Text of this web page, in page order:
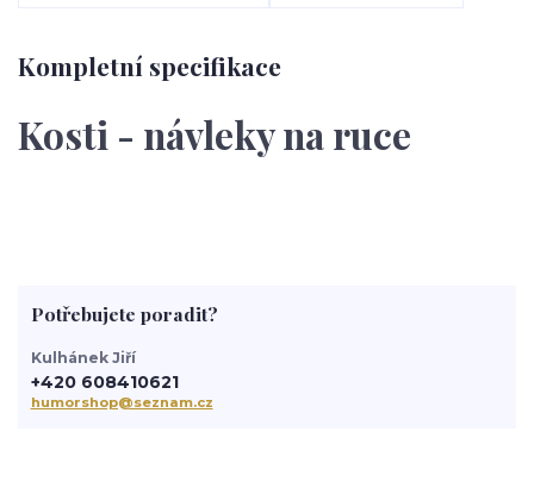
Kompletní specifikace
Kosti - návleky na ruce
Potřebujete poradit?
Kulhánek Jiří
+420 608410621
humorshop@seznam.cz